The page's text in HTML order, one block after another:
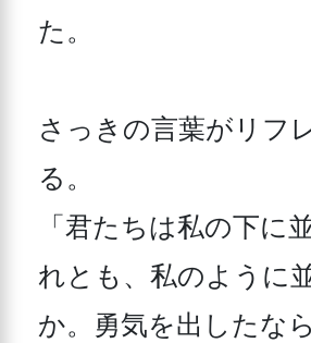
た。
さっきの言葉がリフ
る。
「君たちは私の下に
れとも、私のように
か。勇気を出したな